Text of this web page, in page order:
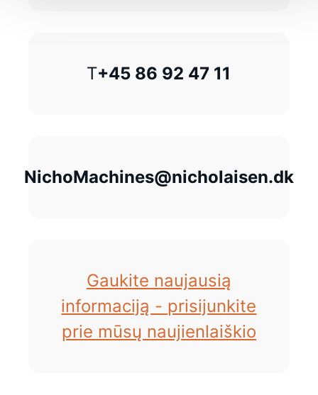
T+45 86 92 47 11
NichoMachines@nicholaisen.dk
Gaukite naujausią
informaciją - prisijunkite
prie mūsų naujienlaiškio